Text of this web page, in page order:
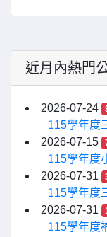
近月內熱門
2026-07-24
115學年度
2026-07-15
115學年度
2026-07-31
115學年度
2026-07-31
115學年度